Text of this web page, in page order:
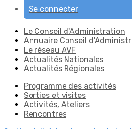
Se connecter
Le Conseil d'Administration
Annuaire Conseil
Le réseau AVF
Actualités Nationales
Actualités Régionales
Programme des activités
Sorties et visites
Activités, Ateliers
Rencontres